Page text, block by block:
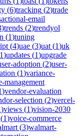
(6)tracking (2)trade
email
)trends (2)trendyol
(1)tuning
(4)uae (3)uat (1)uk
1)updates (1)upgrade
adoption (2)user-
(1)variance-
management
)vendor-evaluation
selection (2)vercel-
)views (1)vision-2030
(1)voice-commerce
(3)walmart-